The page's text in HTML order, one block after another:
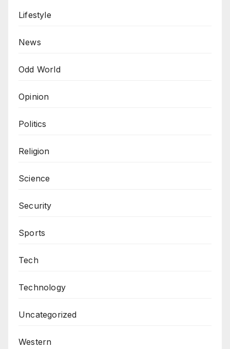
Lifestyle
News
Odd World
Opinion
Politics
Religion
Science
Security
Sports
Tech
Technology
Uncategorized
Western